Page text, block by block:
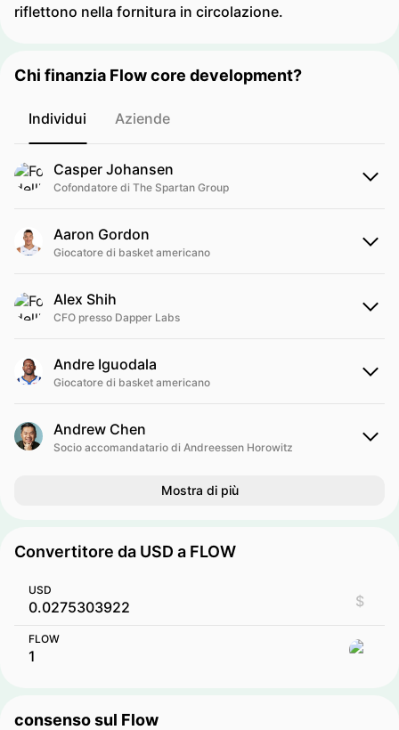
riflettono nella fornitura in circolazione.
Chi finanzia Flow core development?
Individui Aziende
Casper Johansen
Cofondatore di The Spartan Group
Aaron Gordon
Giocatore di basket americano
Alex Shih
CFO presso Dapper Labs
Andre Iguodala
Giocatore di basket americano
Andrew Chen
Socio accomandatario di Andreessen Horowitz
Mostra di più
Convertitore da USD a FLOW
USD
$
FLOW
consenso sul Flow